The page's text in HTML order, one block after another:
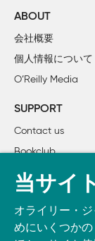
ABOUT
会社概要
個人情報について
O’Reilly Media
SUPPORT
Contact us
Bookclub
書籍注文
Take O’Reilly
phone
and
当サイ
オライリー・
めにいくつか